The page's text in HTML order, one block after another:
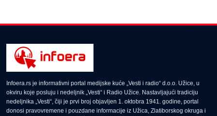
Infoera.rs je informativni portal medijske kuće „Vesti i radio“ d.o.o. Užice, u
okviru koje posluju i nedeljnik „Vesti“ i Radio Užice. Nastavljajući tradiciju
nedeljnika „Vesti“, čiji je prvi broj objavljen 1. oktobra 1941. godine, portal
donosi pravovremene i pouzdane informacije iz Užica, Zlatiborskog okruga i